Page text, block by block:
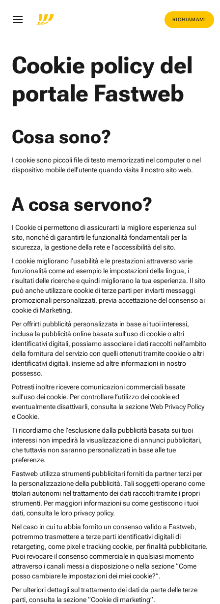
RICHIAMAMI
Cookie policy del
portale Fastweb
Cosa sono?
I cookie sono piccoli file di testo memorizzati nel computer o nel
dispositivo mobile dell'utente quando visita il nostro sito web.
A cosa servono?
I Cookie ci permettono di assicurarti la migliore esperienza sul
sito, nonché di garantirti le funzionalità fondamentali per la
sicurezza, la gestione della rete e l’accessibilità del sito.
I cookie migliorano l’usabilità e le prestazioni attraverso varie
funzionalità come ad esempio le impostazioni della lingua, i
risultati delle ricerche e quindi migliorano la tua esperienza. Il sito
può anche utilizzare cookie di terze parti per inviarti messaggi
promozionali personalizzati, previa accettazione del consenso ai
cookie di Marketing.
Per offrirti pubblicità personalizzata in base ai tuoi interessi,
inclusa la pubblicità online basata sull’uso di cookie o altri
identificativi digitali, possiamo associare i dati raccolti nell’ambito
della fornitura del servizio con quelli ottenuti tramite cookie o altri
identificativi digitali, insieme ad altre informazioni in nostro
possesso.
Potresti inoltre ricevere comunicazioni commerciali basate
sull’uso dei cookie. Per controllare l’utilizzo dei cookie ed
eventualmente disattivarli, consulta la sezione Web Privacy Policy
e Cookie.
Ti ricordiamo che l’esclusione dalla pubblicità basata sui tuoi
interessi non impedirà la visualizzazione di annunci pubblicitari,
che tuttavia non saranno personalizzati in base alle tue
preferenze.
Fastweb utilizza strumenti pubblicitari forniti da partner terzi per
la personalizzazione della pubblicità. Tali soggetti operano come
titolari autonomi nel trattamento dei dati raccolti tramite i propri
strumenti. Per maggiori informazioni su come gestiscono i tuoi
dati, consulta le loro privacy policy.
Nel caso in cui tu abbia fornito un consenso valido a Fastweb,
potremmo trasmettere a terze parti identificativi digitali di
retargeting, come pixel e tracking cookie, per finalità pubblicitarie.
Puoi revocare il consenso commerciale in qualsiasi momento
attraverso i canali messi a disposizione o nella sezione “Come
posso cambiare le impostazioni dei miei cookie?”.
Per ulteriori dettagli sul trattamento dei dati da parte delle terze
parti, consulta la sezione “Cookie di marketing”.